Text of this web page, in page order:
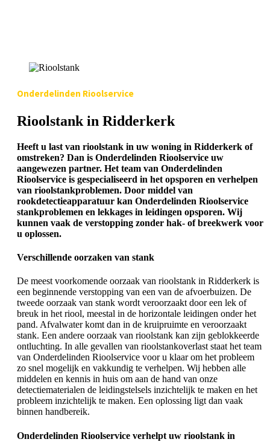
Onderdelinden Rioolservice
Rioolstank in Ridderkerk
Heeft u last van rioolstank in uw woning in Ridderkerk of
omstreken? Dan is Onderdelinden Rioolservice uw
aangewezen partner. Het team van Onderdelinden
Rioolservice is gespecialiseerd in het opsporen en verhelpen
van rioolstankproblemen. Door middel van
rookdetectieapparatuur kan Onderdelinden Rioolservice
stankproblemen en lekkages in leidingen opsporen. Wij
kunnen vaak de verstopping zonder hak- of breekwerk voor
u oplossen.
Verschillende oorzaken van stank
De meest voorkomende oorzaak van rioolstank in Ridderkerk is
een beginnende verstopping van een van de afvoerbuizen. De
tweede oorzaak van stank wordt veroorzaakt door een lek of
breuk in het riool, meestal in de horizontale leidingen onder het
pand. Afvalwater komt dan in de kruipruimte en veroorzaakt
stank. Een andere oorzaak van rioolstank kan zijn geblokkeerde
ontluchting. In alle gevallen van rioolstankoverlast staat het team
van Onderdelinden Rioolservice voor u klaar om het probleem
zo snel mogelijk en vakkundig te verhelpen. Wij hebben alle
middelen en kennis in huis om aan de hand van onze
detectiematerialen de leidingstelsels inzichtelijk te maken en het
probleem inzichtelijk te maken. Een oplossing ligt dan vaak
binnen handbereik.
Onderdelinden Rioolservice verhelpt uw rioolstank in